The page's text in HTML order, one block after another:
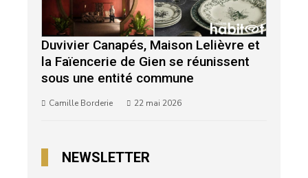
Duvivier Canapés, Maison Lelièvre et
la Faïencerie de Gien se réunissent
sous une entité commune
Camille Borderie 22 mai 2026
NEWSLETTER